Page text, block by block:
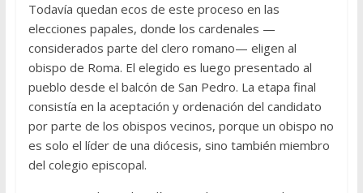
Todavía quedan ecos de este proceso en las
elecciones papales, donde los cardenales —
considerados parte del clero romano— eligen al
obispo de Roma. El elegido es luego presentado al
pueblo desde el balcón de San Pedro. La etapa final
consistía en la aceptación y ordenación del candidato
por parte de los obispos vecinos, porque un obispo no
es solo el líder de una diócesis, sino también miembro
del colegio episcopal.